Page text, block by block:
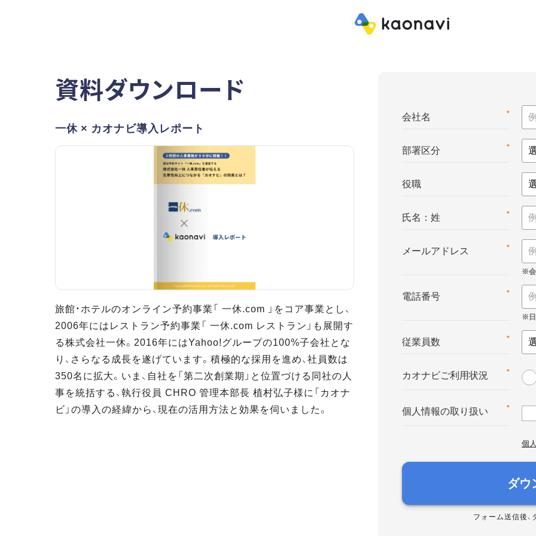
資料ダウンロード
一休 × カオナビ導入レポート
旅館・ホテルのオンライン予約事業「 一休.com 」をコア事業とし、
2006年にはレストラン予約事業「 一休.com レストラン」も展開す
る株式会社一休。2016年にはYahoo!グループの100%子会社とな
り、さらなる成長を遂げています。積極的な採用を進め、社員数は
350名に拡大。いま、自社を「第二次創業期」と位置づける同社の人
事を統括する、執行役員 CHRO 管理本部長 植村弘子様に「カオナ
ビ」の導入の経緯から、現在の活用方法と効果を伺いました。
*
会社名
*
部署区分
役職
*
氏名：姓
*
メールアドレス
*
電話番号
*
従業員数
*
カオナビご利用状況
*
個人情報の取り扱い
個
ダウ
フォーム送信後